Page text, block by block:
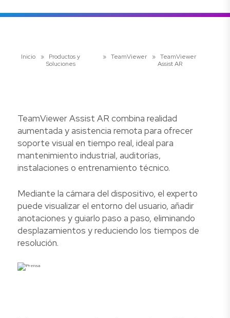
Inicio »
Productos y
Soluciones
» TeamViewer » TeamViewer
Assist AR
TeamViewer Assist AR combina realidad
aumentada y asistencia remota para ofrecer
soporte visual en tiempo real, ideal para
mantenimiento industrial, auditorías,
instalaciones o entrenamiento técnico.
Mediante la cámara del dispositivo, el experto
puede visualizar el entorno del usuario, añadir
anotaciones y guiarlo paso a paso, eliminando
desplazamientos y reduciendo los tiempos de
resolución.